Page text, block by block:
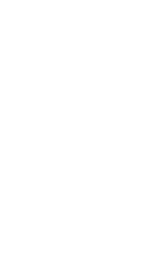
o
di idoneità in
diritto ai Servizi,
(14)
o superiori
senza alcun
all’Utente il
un
rimanente del
l’Utente deve
il contratto
della